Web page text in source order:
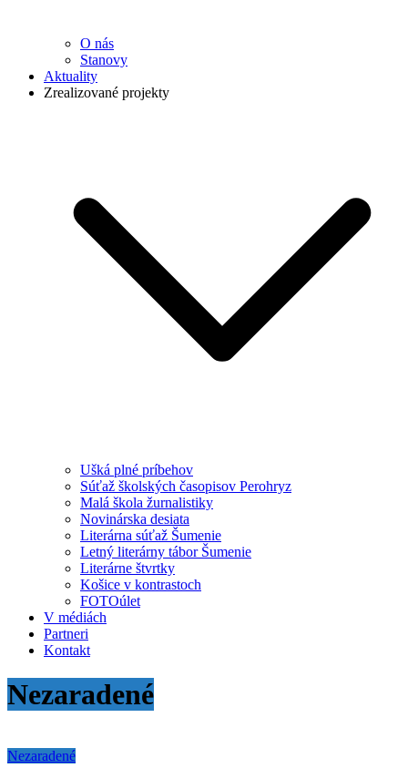
O nás
Stanovy
Aktuality
Zrealizované projekty
Ušká plné príbehov
Súťaž školských časopisov Perohryz
Malá škola žurnalistiky
Novinárska desiata
Literárna súťaž Šumenie
Letný literárny tábor Šumenie
Literárne štvrtky
Košice v kontrastoch
FOTOúlet
V médiách
Partneri
Kontakt
Nezaradené
Nezaradené